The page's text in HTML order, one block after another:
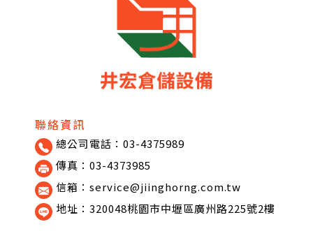
聯絡資訊
總公司電話：03-4375989
傳真：03-4373985
信箱：service@jiinghorng.com.tw
地址：320048桃園市中壢區廣州路225號2樓